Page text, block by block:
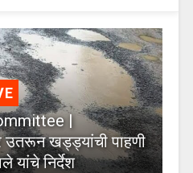
|
उतरून खड्ड्यांची पाहणी
यांचे निर्देश